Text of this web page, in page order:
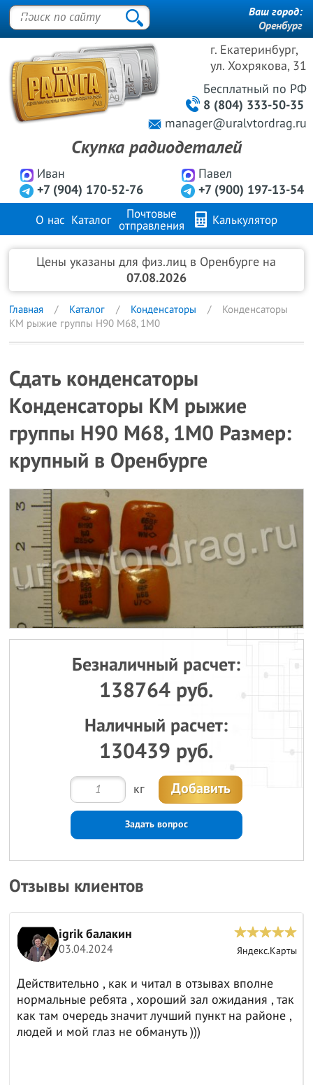
г. Екатеринбург,
ул. Хохрякова, 31
Иван
+7 (904) 170-52-76
Павел
+7 (900) 197-13-54
Бесплатный по РФ
8 (804) 333-50-35
manager@uralvtordrag.ru
Скупка радиодеталей
Ваш город:
Оренбург
О нас Каталог
Почтовые
отправления
Калькулятор
Продажа металлов Контакты
Цены указаны для физ.лиц в Оренбурге на
07.08.2026
Главная Каталог Конденсаторы
Конденсаторы
КМ рыжие группы Н90 М68, 1М0
Сдать конденсаторы
Конденсаторы КМ рыжие
группы Н90 М68, 1М0 Размер:
крупный в Оренбурге
Безналичный расчет:
138764 руб.
Наличный расчет:
130439 руб.
кг Добавить
Задать вопрос
Отзывы клиентов
igrik балакин
03.04.2024 Яндекс.Карты
Действительно , как и читал в отзывах вполне
нормальные ребята , хороший зал ожидания , так
как там очередь значит лучший пункт на районе ,
людей и мой глаз не обмануть )))